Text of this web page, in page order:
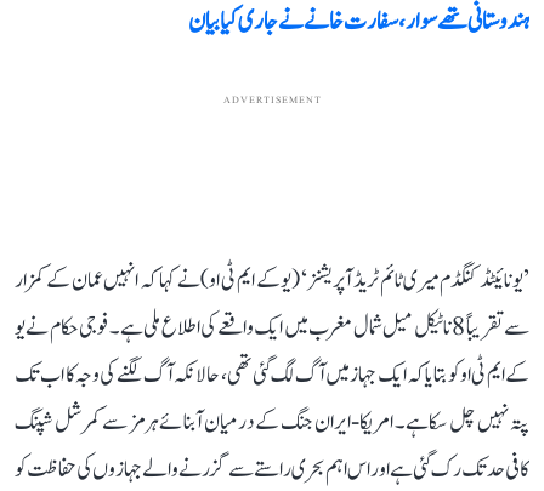
ہندوستانی تھے سوار، سفارت خانے نے جاری کیا بیان
ADVERTISEMENT
’یونائیٹڈ کنگڈم میری ٹائم ٹریڈ آپریشنز‘ (یو کے ایم ٹی او) نے کہا کہ انہیں عمان کے کمزار
سے تقریباً 8 ناٹیکل میل شمال مغرب میں ایک واقعے کی اطلاع ملی ہے۔ فوجی حکام نے یو
کے ایم ٹی او کو بتایا کہ ایک جہاز میں آگ لگ گئی تھی، حالانکہ آگ لگنے کی وجہ کا اب تک
پتہ نہیں چل سکا ہے۔ امریکا-ایران جنگ کے درمیان آبنائے ہرمز سے کمرشل شپنگ
کافی حد تک رک گئی ہے اور اس اہم بحری راستے سے گزرنے والے جہازوں کی حفاظت کو